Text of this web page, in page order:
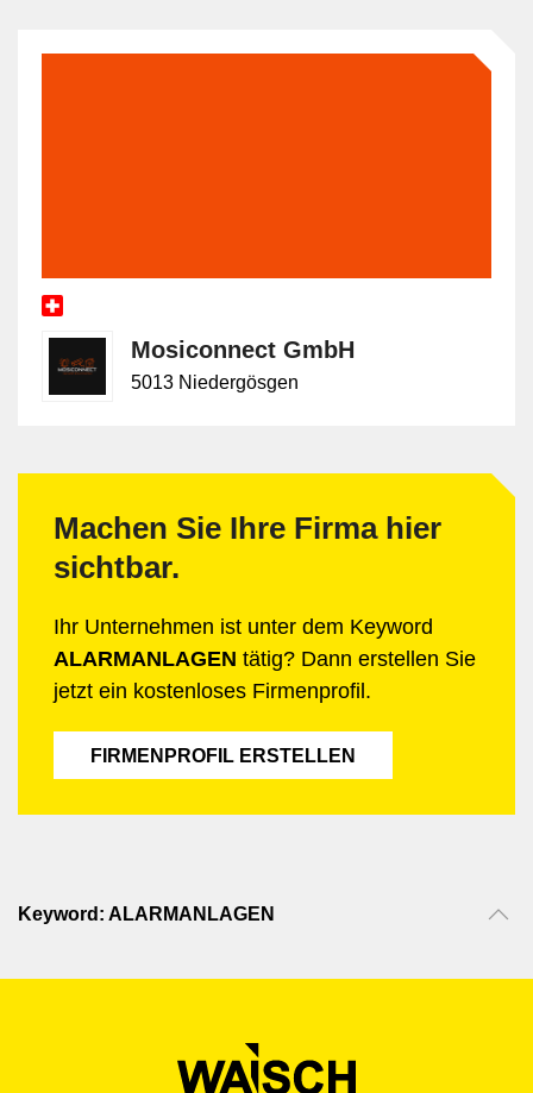
Mosiconnect GmbH
5013 Niedergösgen
Machen Sie Ihre Firma hier
sichtbar.
Ihr Unternehmen ist unter dem Keyword
ALARMANLAGEN tätig? Dann erstellen Sie
jetzt ein kostenloses Firmenprofil.
FIRMENPROFIL ERSTELLEN
Keyword: ALARMANLAGEN